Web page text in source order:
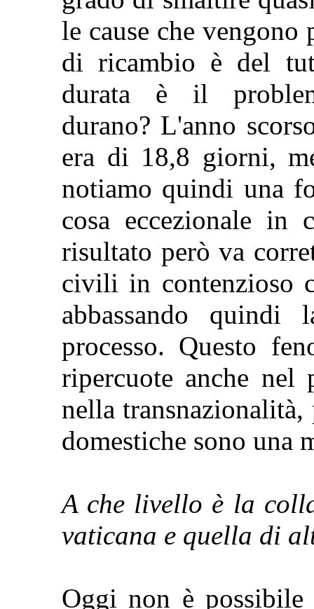
le cause che
di ricambio è del
durata è il
durano? L'anno
era di 18,8 giorni,
notiamo quindi una
cosa eccezionale
risultato però va
civili in contenzioso
abbassando
processo. Questo
ripercuote anche nel
nella transnazionalità,
domestiche sono una
A che livello è la
vaticana e quella di
Oggi non è possibile